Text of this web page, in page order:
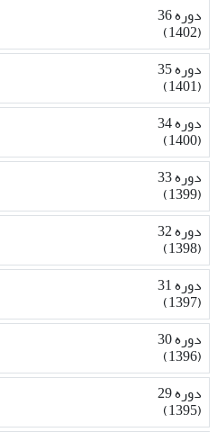
دوره 36
(1402)
دوره 35
(1401)
دوره 34
(1400)
دوره 33
(1399)
دوره 32
(1398)
دوره 31
(1397)
دوره 30
(1396)
دوره 29
(1395)